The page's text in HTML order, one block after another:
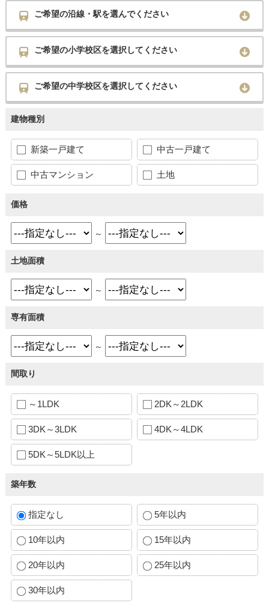
ご希望の沿線・駅を選んでください
ご希望の小学校区を選択してください
ご希望の中学校区を選択してください
建物種別
新築一戸建て 中古一戸建て
中古マンション 土地
価格
～
土地面積
～
専有面積
～
間取り
～1LDK 2DK～2LDK
3DK～3LDK 4DK～4LDK
5DK～5LDK以上
築年数
指定なし 5年以内
10年以内 15年以内
20年以内 25年以内
30年以内